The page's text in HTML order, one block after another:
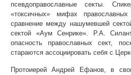
псевдоправославные секты.
«токсичных» мифах
сравнение между нашумевшей
сектой «Аум Сенрике». Р.А.
опасность православных сект,
стараются ассоциировать себя с
Протоиерей Андрей Ефанов, в